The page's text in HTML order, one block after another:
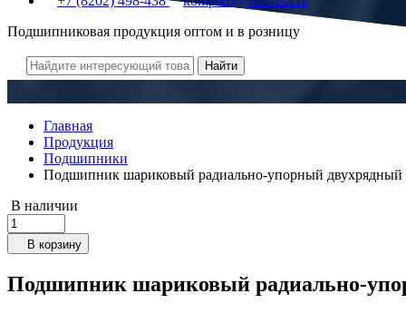
Подшипниковая продукция оптом и в розницу
Главная
Продукция
Подшипники
Подшипник шариковый радиально-упорный
В наличии
В корзину
Подшипник шариковый радиально-